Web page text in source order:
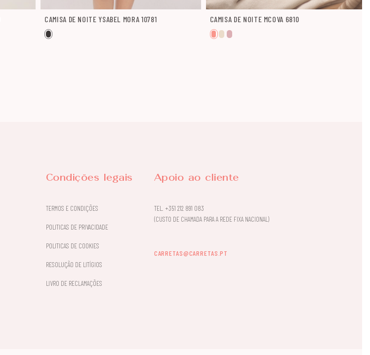
CAMISA DE NOITE YSABEL MORA 10781 CAMISA DE NOITE MCOVA 6810
Condições legais
TERMOS E CONDIÇÕES
POLITICAS DE PRIVACIDADE
POLITICAS DE COOKIES
RESOLUÇÃO DE LITÍGIOS
LIVRO DE RECLAMAÇÕES
Apoio ao cliente
TEL. +351 212 891 083
(CUSTO DE CHAMADA PARA A REDE FIXA NACIONAL)
CARRETAS@CARRETAS.PT